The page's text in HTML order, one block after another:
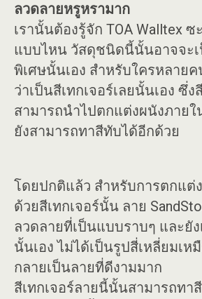
ลวดลายหรูหรามาก
เรานั้นต้องรู้จัก TOA Walltex
แบบไหน วัสดุชนิดนี้นั้นอาจจะ
พิเศษนั้นเอง สำหรับใครหลาย
ว่าเป็นสีเทกเจอร์เลยนั้นเอง ซึ่
สามารถนำไปตกแต่งผนังภายใ
ยังสามารถทาสีทับได้อีกด้วย
โดยปกติแล้ว สำหรับการตกแต่
ด้วยสีเทกเจอร์นั้น ลาย
ลวดลายที่เป็นแบบราบๆ และยั
นั้นเอง ไม่ได้เป็นรูปสี่เหลี่ยมเห
กลายเป็นลายที่ดีงามมาก
สีเทกเจอร์ลายนี้นั้นสามารถทา